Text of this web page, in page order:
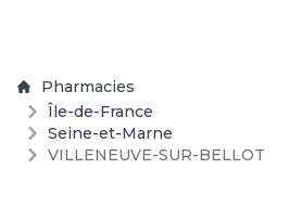
Pharmacies
Île-de-France
Seine-et-Marne
VILLENEUVE-SUR-BELLOT